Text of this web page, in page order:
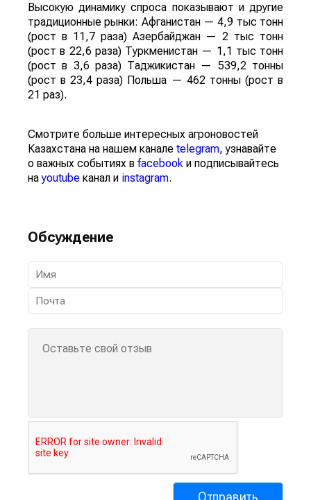
Высокую динамику спроса показывают и другие
традиционные рынки: Афганистан — 4,9 тыс тонн
(рост в 11,7 раза) Азербайджан — 2 тыс тонн
(рост в 22,6 раза) Туркменистан — 1,1 тыс тонн
(рост в 3,6 раза) Таджикистан — 539,2 тонны
(рост в 23,4 раза) Польша — 462 тонны (рост в
21 раз).
Смотрите больше интересных агроновостей
Казахстана на нашем канале telegram, узнавайте
о важных событиях в facebook и подписывайтесь
наyoutube канал и instagram.
Обсуждение